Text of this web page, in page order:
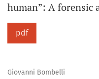
human”: A forensic
pdf
Giovanni Bombelli